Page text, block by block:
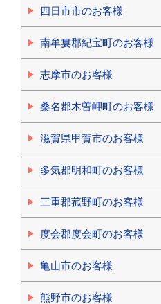
四日市市のお客様
南牟婁郡紀宝町のお客様
志摩市のお客様
桑名郡木曽岬町のお客様
滋賀県甲賀市のお客様
多気郡明和町のお客様
三重郡菰野町のお客様
度会郡度会町のお客様
亀山市のお客様
熊野市のお客様